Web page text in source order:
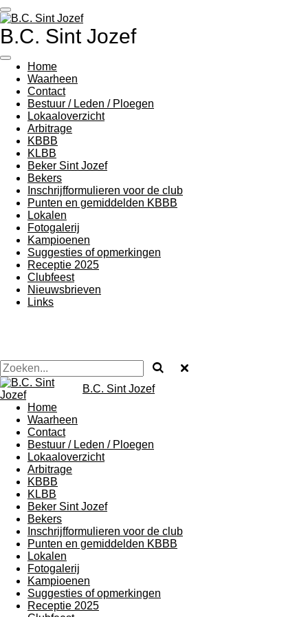
Ga
direct
naar
hoofdinhoud
B.C. Sint Jozef
Home
Waarheen
Contact
Bestuur / Leden / Ploegen
Lokaaloverzicht
Arbitrage
KBBB
KLBB
Beker Sint Jozef
Bekers
Inschrijfformulieren voor de club
Punten en gemiddelden KBBB
Lokalen
Fotogalerij
Kampioenen
Suggesties of opmerkingen
Receptie 2025
Clubfeest
Nieuwsbrieven
Links
B.C. Sint Jozef
Home
Waarheen
Contact
Bestuur / Leden / Ploegen
Lokaaloverzicht
Arbitrage
KBBB
KLBB
Beker Sint Jozef
Bekers
Inschrijfformulieren voor de club
Punten en gemiddelden KBBB
Lokalen
Fotogalerij
Kampioenen
Suggesties of opmerkingen
Receptie 2025